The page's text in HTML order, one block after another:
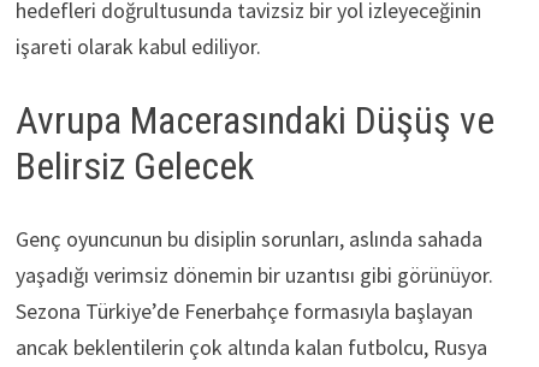
hedefleri doğrultusunda tavizsiz bir yol izleyeceğinin
işareti olarak kabul ediliyor.
Avrupa Macerasındaki Düşüş ve
Belirsiz Gelecek
Genç oyuncunun bu disiplin sorunları, aslında sahada
yaşadığı verimsiz dönemin bir uzantısı gibi görünüyor.
Sezona Türkiye’de Fenerbahçe formasıyla başlayan
ancak beklentilerin çok altında kalan futbolcu, Rusya